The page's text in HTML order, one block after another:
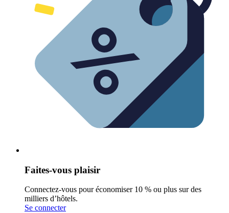
Faites-vous plaisir
Connectez-vous pour économiser 10 % ou plus sur des
milliers d’hôtels.
Se connecter